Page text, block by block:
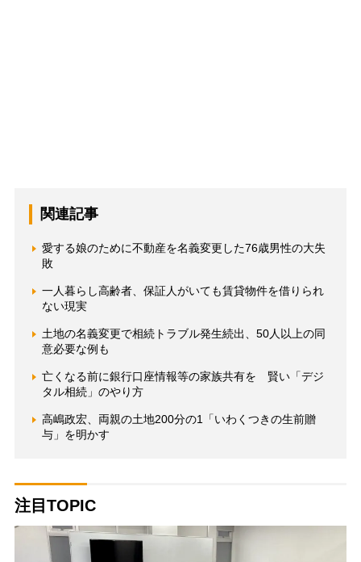
関連記事
愛する娘のために不動産を名義変更した76歳男性の大失
敗
一人暮らし高齢者、保証人がいても賃貸物件を借りられ
ない現実
土地の名義変更で相続トラブル発生続出、50人以上の同
意必要な例も
亡くなる前に銀行口座情報等の家族共有を 賢い「デジ
タル相続」のやり方
高嶋政宏、両親の土地200分の1「いわくつきの生前贈
与」を明かす
注目TOPIC